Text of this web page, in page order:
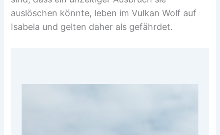
auslöschen könnte, leben im Vulkan Wolf auf
Isabela und gelten daher als gefährdet.